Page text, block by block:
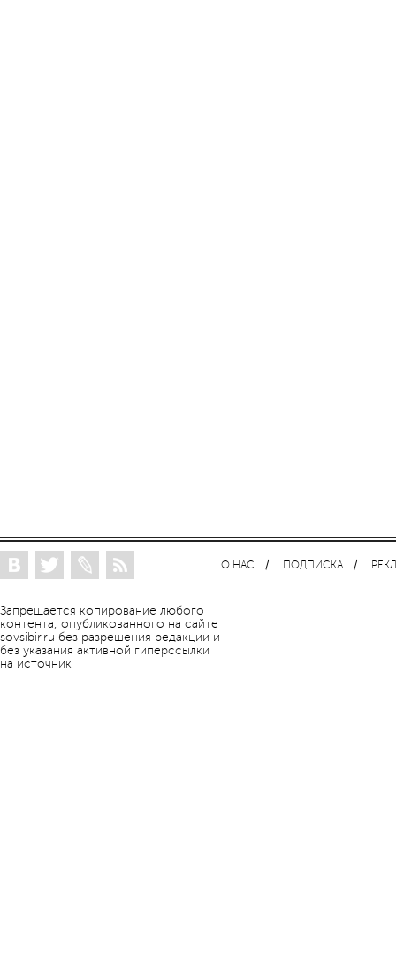
Запрещается копирование любого
контента, опубликованного на сайте
sovsibir.ru без разрешения редакции и
без указания активной гиперссылки
на источник
О НАС ПОДПИСКА